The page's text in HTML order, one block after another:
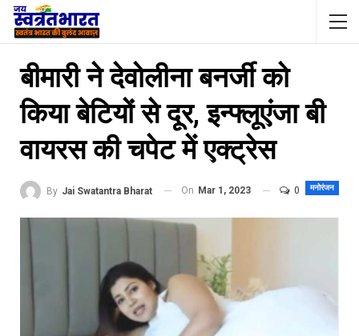
बीमारी ने देवोलीना बनर्जी को
किया बेटियों से दूर, इन्फ्लूएंजा बी
वायरस की चपेट में एक्ट्रेस
मनोरंजन
By Jai Swatantra Bharat On Mar 1, 2023 0